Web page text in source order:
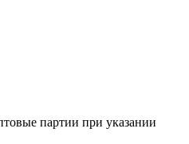
партии при указании